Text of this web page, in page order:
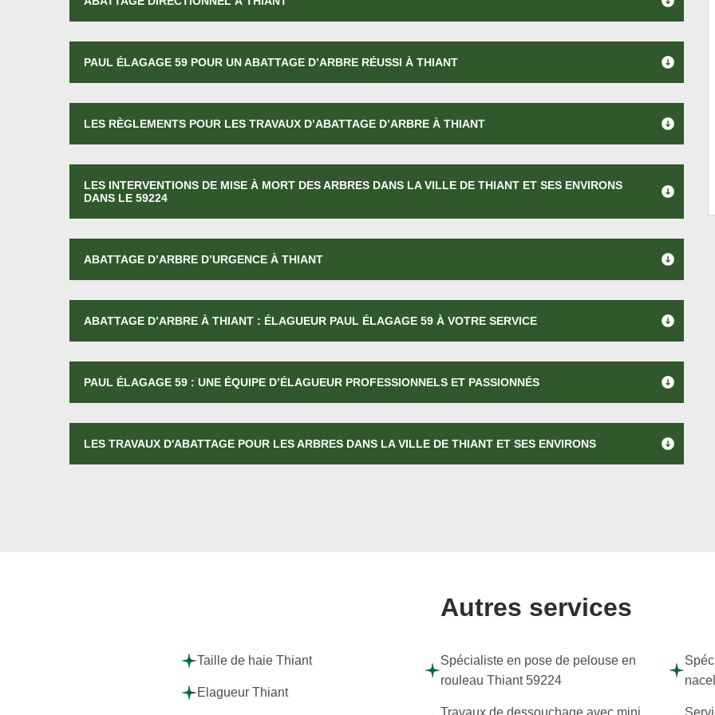
PAUL ÉLAGAGE 59 POUR UN ABATTAGE D’ARBRE RÉUSSI À THIANT
LES RÈGLEMENTS POUR LES TRAVAUX D’ABATTAGE D’ARBRE À THIANT
LES INTERVENTIONS DE MISE À MORT DES ARBRES DANS LA VILLE DE THIANT ET SES ENVIRONS
DANS LE 59224
ABATTAGE D’ARBRE D’URGENCE À THIANT
ABATTAGE D’ARBRE À THIANT : ÉLAGUEUR PAUL ÉLAGAGE 59 À VOTRE SERVICE
PAUL ÉLAGAGE 59 : UNE ÉQUIPE D’ÉLAGUEUR PROFESSIONNELS ET PASSIONNÉS
LES TRAVAUX D'ABATTAGE POUR LES ARBRES DANS LA VILLE DE THIANT ET SES ENVIRONS
Autres services
Taille de haie Thiant
Elagueur Thiant
Spécialiste en pose de pelouse en
rouleau Thiant 59224
Travaux de dessouchage avec mini